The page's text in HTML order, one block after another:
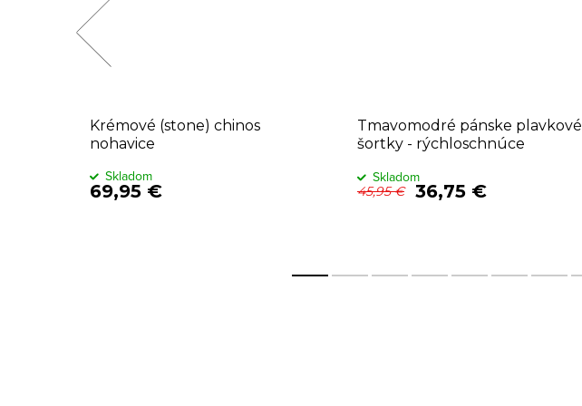
Krémové (stone) chinos
nohavice
69,95 €
Skladom
Tmavomodré pánske plavkové
šortky - rýchloschnúce
45,95 € 36,75 €
Skladom